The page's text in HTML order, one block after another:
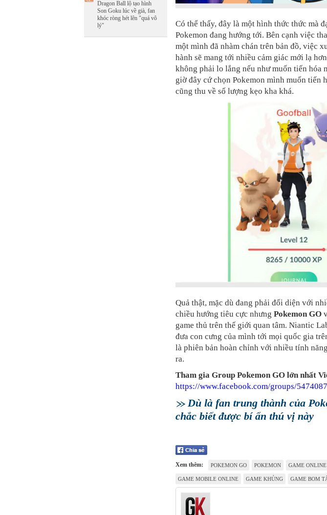
Dragon Ball lộ tạo hình
Son Goku lúc về già, fan
khóc ròng hét lên "quá vô
lý"
Có thể thấy, đây là một hình thức thức mà
Pokemon đang hướng tới. Bên cạnh việc
một mình đã nhàm chán trên bản đồ, việc
hành sẽ mang tới nhiều cảm giác mới lạ
không phải lo lắng nếu như muốn tiến hóa
giờ đây cứ chọn Pokemon mình muốn tiến
cũng thu về số lượng kẹo kha khá.
Quả thật, mặc dù đang phải đối diện với
chiều hướng tiêu cực nhưng Pokemon GO
game thủ trên thế giới quan tâm. Niantic
đưa con cưng của mình tới mọi quốc gia
là phiên bản hoàn chỉnh với nhiều tính
ra.
Tham gia Group Pokemon GO lớn nhất
https://www.facebook.com/groups/
Dù là fan trung thành của
chắc biết được bí ẩn thú vị này
Xem thêm: POKEMON GO POKEMON GAME ONLINE
GAME MOBILE ONLINE GAME KHỦNG GAME BOM